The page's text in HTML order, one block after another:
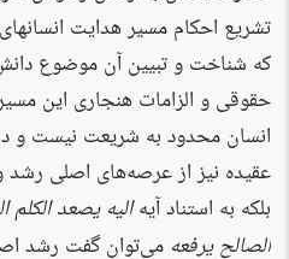
تشریع احکام مسیر هدایت
که شناخت و تبیین آن موضوع
حقوقی و الزامات هنجاری این
انسان محدود به شریعت نیست و
عقیده نیز از عرصه‌های اصلی رشد
بلکه به استناد آیهالیه یصعد الکلم
الصالح یرفعه می‌توان گفت رشد